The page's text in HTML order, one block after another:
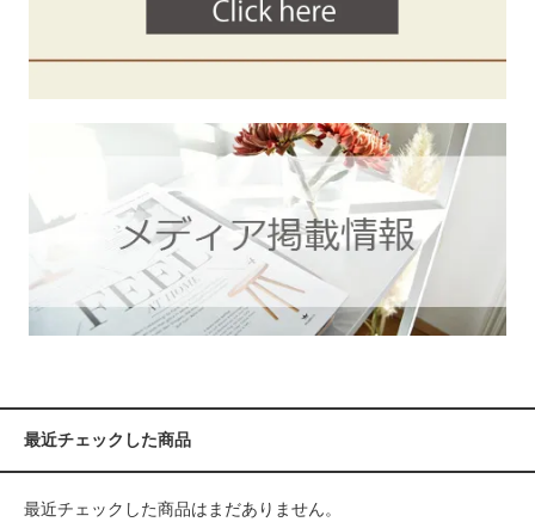
最近チェックした商品
最近チェックした商品はまだありません。